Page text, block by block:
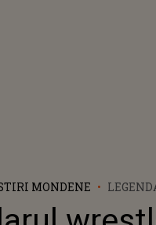
MONDENE
VÂRSTA